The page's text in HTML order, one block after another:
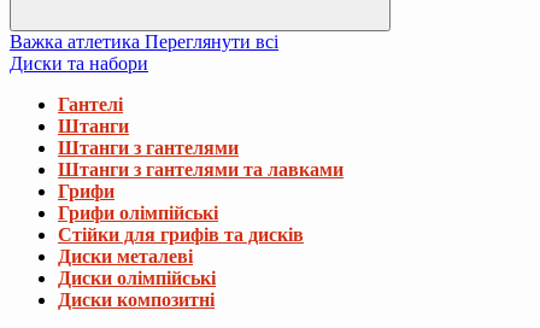
Важка атлетика Переглянути всі
Диски та набори
Гантелі
Штанги
Штанги з гантелями
Штанги з гантелями та лавками
Грифи
Грифи олімпійські
Стійки для грифів та дисків
Диски металеві
Диски олімпійські
Диски композитні